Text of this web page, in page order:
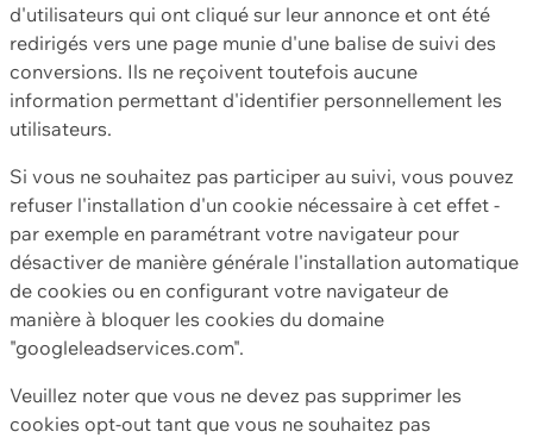
d'utilisateurs qui ont cliqué sur leur annonce et ont été
redirigés vers une page munie d'une balise de suivi des
conversions. Ils ne reçoivent toutefois aucune
information permettant d'identifier personnellement les
utilisateurs.
Si vous ne souhaitez pas participer au suivi, vous pouvez
refuser l'installation d'un cookie nécessaire à cet effet -
par exemple en paramétrant votre navigateur pour
désactiver de manière générale l'installation automatique
de cookies ou en configurant votre navigateur de
manière à bloquer les cookies du domaine
"googleleadservices.com".
Veuillez noter que vous ne devez pas supprimer les
cookies opt-out tant que vous ne souhaitez pas